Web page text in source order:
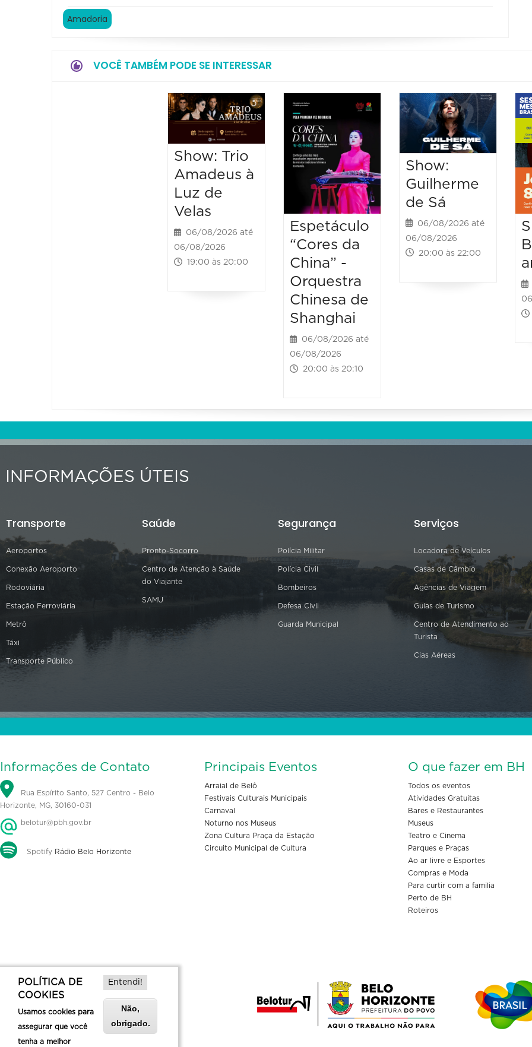
Amadoria
VOCÊ TAMBÉM PODE SE INTERESSAR
Show: Trio
Amadeus à
Luz de
Velas
06/08/2026 até
06/08/2026
19:00 às 20:00
Espetáculo
“Cores da
China” -
Orquestra
Chinesa de
Shanghai
06/08/2026 até
06/08/2026
20:00 às 20:10
Show:
Guilherme
de Sá
06/08/2026 até
06/08/2026
20:00 às 22:00
INFORMAÇÕES ÚTEIS
Transporte
Aeroportos
Conexão Aeroporto
Rodoviária
Estação Ferroviária
Metrô
Táxi
Transporte Público
Saúde
Pronto-Socorro
Centro de Atenção à Saúde
do Viajante
SAMU
Segurança
Polícia Militar
Polícia Civil
Bombeiros
Defesa Civil
Guarda Municipal
Serviços
Locadora de Veículos
Casas de Câmbio
Agências de Viagem
Guias de Turismo
Centro de Atendimento ao
Turista
Cias Aéreas
Informações de Contato
Rua Espírito Santo, 527 Centro - Belo
Horizonte, MG, 30160-031
belotur@pbh.gov.br
Spotify Rádio Belo Horizonte
Principais Eventos
Arraial de Belô
Festivais Culturais Municipais
Carnaval
Noturno nos Museus
Zona Cultura Praça da Estação
Circuito Municipal de Cultura
O que fazer em BH
Todos os eventos
Atividades Gratuitas
Bares e Restaurantes
Museus
Teatro e Cinema
Parques e Praças
Ao ar livre e Esportes
Compras e Moda
Para curtir com a familia
Perto de BH
Roteiros
POLÍTICA DE
COOKIES
Usamos cookies para
assegurar que você
tenha a melhor
Entendi!
Não,
obrigado.